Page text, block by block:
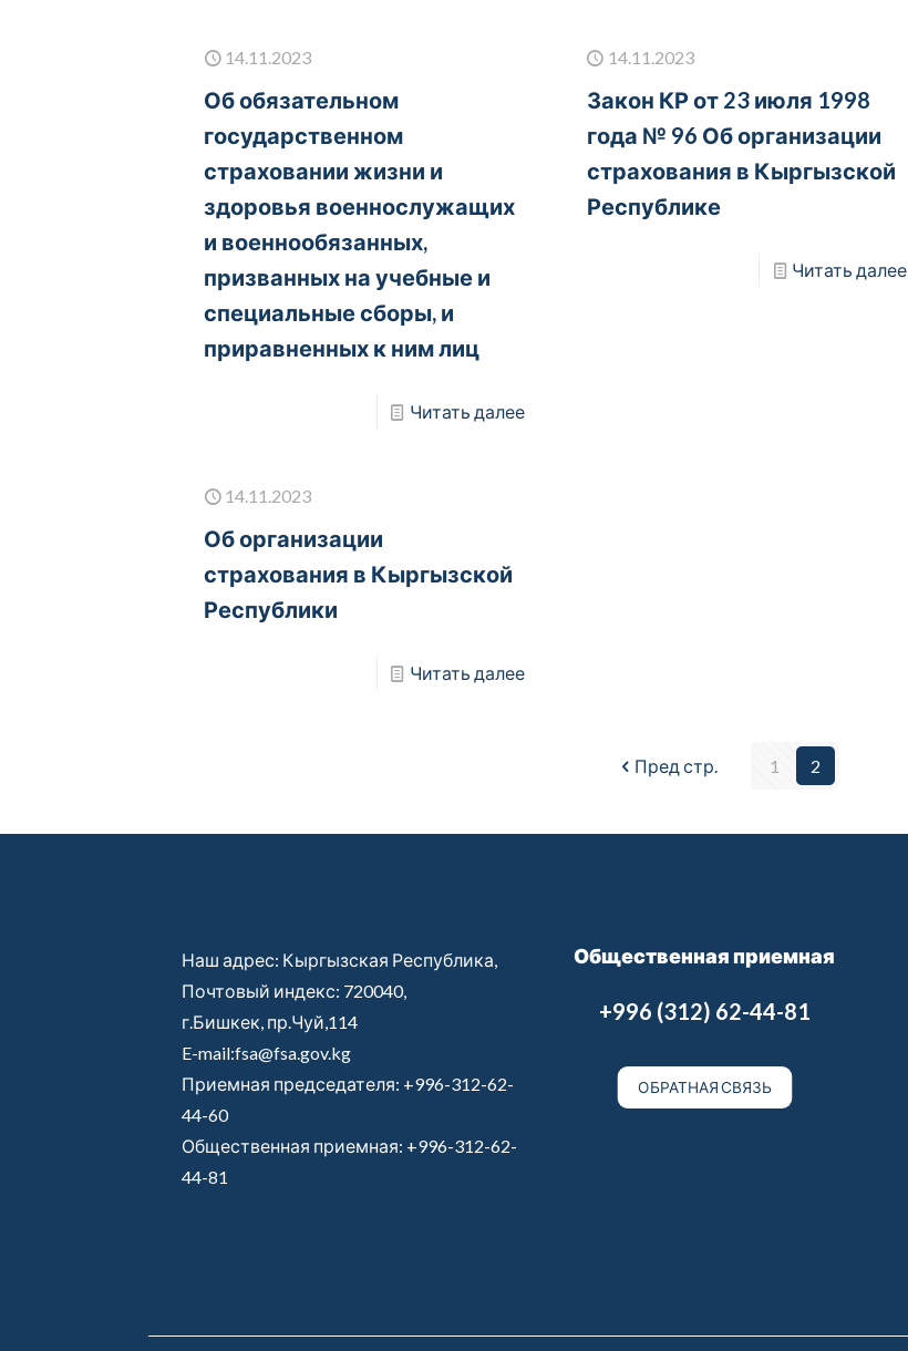
14.11.2023
Об обязательном
государственном
страховании жизни и
здоровья военнослужащих
и военнообязанных,
призванных на учебные и
специальные сборы, и
приравненных к ним лиц
Читать далее
14.11.2023
Закон КР от 23 июля 1998
года № 96 Об организации
страхования в Кыргызской
Республике
Читать далее
14.11.2023
Об организации
страхования в Кыргызской
Республики
Читать далее
Пред стр. 1 2
Наш адрес: Кыргызская Республика,
Почтовый индекс: 720040,
г.Бишкек, пр.Чуй,114
E-mail:fsa@fsa.gov.kg
Приемная председателя: +996-312-62-
44-60
Общественная приемная: +996-312-62-
44-81
Общественная приемная
+996 (312) 62-44-81
ОБРАТНАЯ СВЯЗЬ